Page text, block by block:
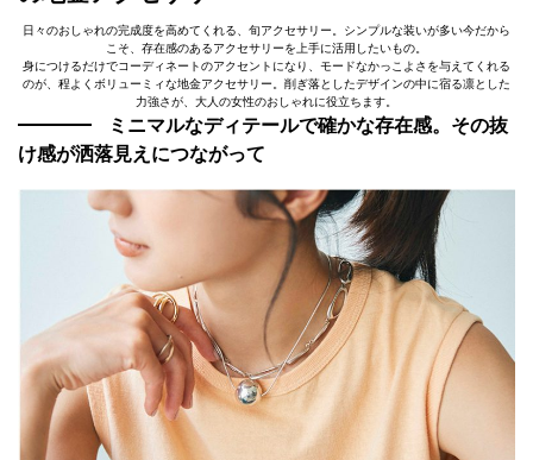
日々のおしゃれの完成度を高めてくれる、旬アクセサリー。シンプルな装いが多い今だから
こそ、存在感のあるアクセサリーを上手に活用したいもの。
身につけるだけでコーディネートのアクセントになり、モードなかっこよさを与えてくれる
のが、程よくボリューミィな地金アクセサリー。削ぎ落としたデザインの中に宿る凛とした
力強さが、大人の女性のおしゃれに役立ちます。
ミニマルなディテールで確かな存在感。その抜
け感が洒落見えにつながって